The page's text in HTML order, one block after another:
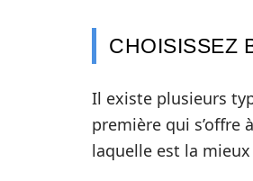
CHOISISSEZ
Il existe plusieurs
première qui s’offre
laquelle est la